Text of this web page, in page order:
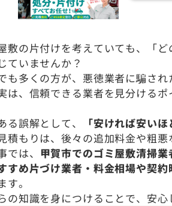
敷の片付けを考えていても、「
ていませんか？
も多くの方が、悪徳業者に騙さ
は、信頼できる業者を見分ける
る誤解として、
「安ければ安い
積もりは、後々の追加料金や粗悪
では、 甲賀市でのゴミ屋敷清掃
すめ片づけ業者・料金相場や契
す。
の知識を身につけることで、安